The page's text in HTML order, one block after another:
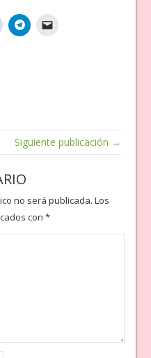
Siguiente publicación →
no será publicada. Los
con *